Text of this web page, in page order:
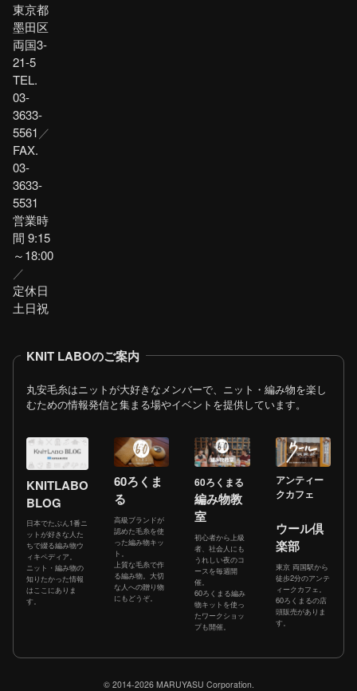
東京都
墨田区
両国3-
21-5
TEL.
03-
3633-
5561 ／
FAX.
03-
3633-
5531
営業時
間 9:15
～18:00
／
定休日
土日祝
KNIT LABOのご案内
丸安毛糸はニットが大好きなメンバーで、ニット・編み物を楽し
むための情報発信と集まる場やイベントを提供しています。
KNITLABO
BLOG
日本でたぶん1番ニ
ットが好きな人た
ちで綴る編み物ウ
ィキペディア。
ニット・編み物の
知りたかった情報
はここにありま
す。
60ろくま
る
高級ブランドが
認めた毛糸を使
った編み物キッ
ト。
上質な毛糸で作
る編み物。大切
な人への贈り物
にもどうぞ。
60ろくまる
編み物教
室
初心者から上級
者、社会人にも
うれしい夜のコ
ースを毎週開
催。
60ろくまる編み
物キットを使っ
たワークショッ
プも開催。
アンティー
クカフェ
ウール倶
楽部
東京 両国駅から
徒歩2分のアンテ
ィークカフェ。
60ろくまるの店
頭販売がありま
す。
© 2014-2026 MARUYASU Corporation.